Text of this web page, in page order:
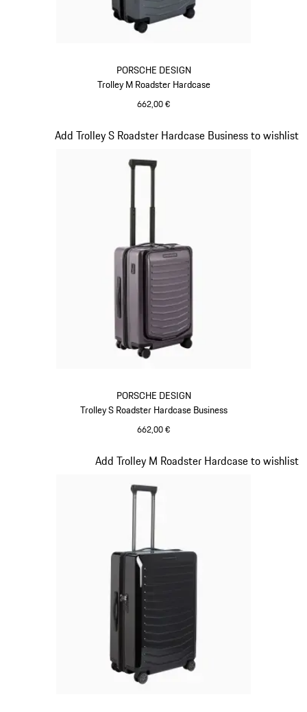
PORSCHE DESIGN
Trolley M Roadster Hardcase
662,00 €
PORSCHE DESIGN
Trolley S Roadster Hardcase Business
662,00 €
Add Trolley S Roadster Hardcase Business to wishlist
Diapositiva 10 di 20
Add Trolley M Roadster Hardcase to wishlist
Diapositiva 11 di 20